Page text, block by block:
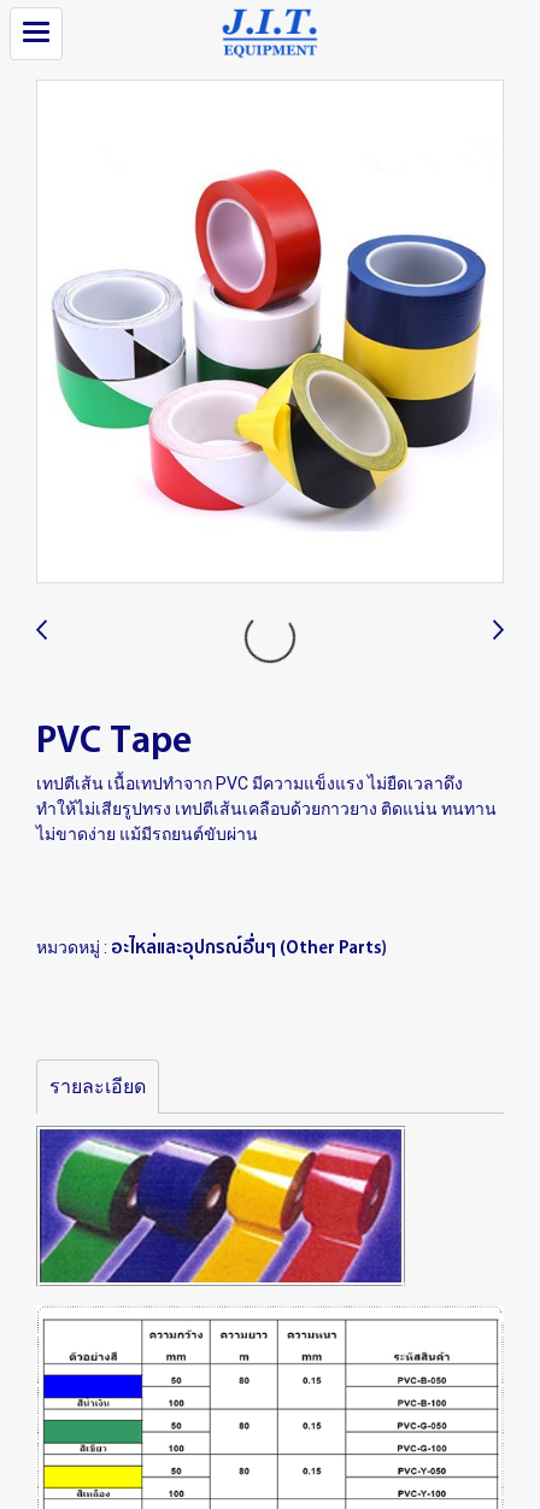
PVC Tape
เทปตีเส้น เนื้อเทปทำจาก PVC มีความแข็งแรง ไม่ยืดเวลาดึง
ทำให้ไม่เสียรูปทรง เทปตีเส้นเคลือบด้วยกาวยาง ติดแน่น ทนทาน
ไม่ขาดง่าย แม้มีรถยนต์ขับผ่าน
หมวดหมู่ : อะไหล่และอุปกรณ์อื่นๆ (Other Parts)
รายละเอียด